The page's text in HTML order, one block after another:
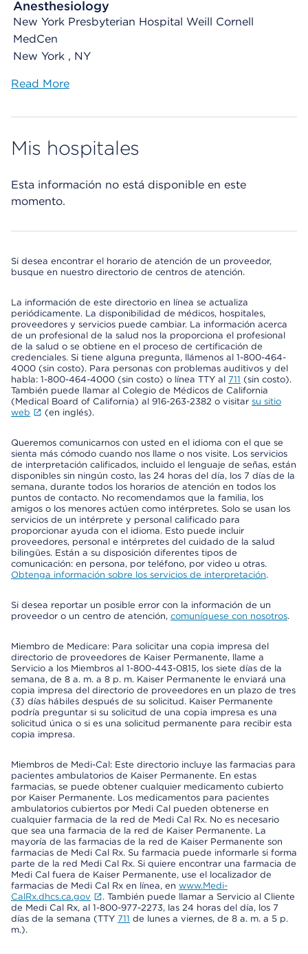
Anesthesiology
New York Presbyterian Hospital Weill Cornell
MedCen
New York , NY
Read More
Mis hospitales
Esta información no está disponible en este
momento.
Si desea encontrar el horario de atención de un proveedor,
busque en nuestro directorio de centros de atención.
La información de este directorio en línea se actualiza
periódicamente. La disponibilidad de médicos, hospitales,
proveedores y servicios puede cambiar. La información acerca
de un profesional de la salud nos la proporciona el profesional
de la salud o se obtiene en el proceso de certificación de
credenciales. Si tiene alguna pregunta, llámenos al 1-800-464-
4000 (sin costo). Para personas con problemas auditivos y del
habla: 1-800-464-4000 (sin costo) o línea TTY al 711 (sin costo).
También puede llamar al Colegio de Médicos de California
(Medical Board of California) al 916-263-2382 o visitar su sitio
web
(en inglés).
Queremos comunicarnos con usted en el idioma con el que se
sienta más cómodo cuando nos llame o nos visite. Los servicios
de interpretación calificados, incluido el lenguaje de señas, están
disponibles sin ningún costo, las 24 horas del día, los 7 días de la
semana, durante todos los horarios de atención en todos los
puntos de contacto. No recomendamos que la familia, los
amigos o los menores actúen como intérpretes. Solo se usan los
servicios de un intérprete y personal calificado para
proporcionar ayuda con el idioma. Esto puede incluir
proveedores, personal e intérpretes del cuidado de la salud
bilingües. Están a su disposición diferentes tipos de
comunicación: en persona, por teléfono, por video u otras.
Obtenga información sobre los servicios de interpretación.
Si desea reportar un posible error con la información de un
proveedor o un centro de atención, comuníquese con nosotros.
Miembro de Medicare: Para solicitar una copia impresa del
directorio de proveedores de Kaiser Permanente, llame a
Servicio a los Miembros al 1-800-443-0815, los siete días de la
semana, de 8 a. m. a 8 p. m. Kaiser Permanente le enviará una
copia impresa del directorio de proveedores en un plazo de tres
(3) días hábiles después de su solicitud. Kaiser Permanente
podría preguntar si su solicitud de una copia impresa es una
solicitud única o si es una solicitud permanente para recibir esta
copia impresa.
Miembros de Medi-Cal: Este directorio incluye las farmacias para
pacientes ambulatorios de Kaiser Permanente. En estas
farmacias, se puede obtener cualquier medicamento cubierto
por Kaiser Permanente. Los medicamentos para pacientes
ambulatorios cubiertos por Medi Cal pueden obtenerse en
cualquier farmacia de la red de Medi Cal Rx. No es necesario
que sea una farmacia de la red de Kaiser Permanente. La
mayoría de las farmacias de la red de Kaiser Permanente son
farmacias de Medi Cal Rx. Su farmacia puede informarle si forma
parte de la red Medi Cal Rx. Si quiere encontrar una farmacia de
Medi Cal fuera de Kaiser Permanente, use el localizador de
farmacias de Medi Cal Rx en línea, en www.Medi-
CalRx.dhcs.ca.gov
. También puede llamar a Servicio al Cliente
de Medi Cal Rx, al 1-800-977-2273, las 24 horas del día, los 7
días de la semana (TTY 711 de lunes a viernes, de 8 a. m. a 5 p.
m.).